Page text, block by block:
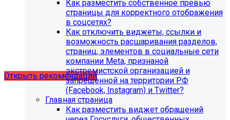
Рекомендации по безопасности
Открыть рекомендации
Как разместить собственное превью
страницы для корректного отображения
в соцсетях?
Как отключить виджеты, ссылки и
возможность расшаривания разделов,
страниц, элементов в социальные сети
компании Meta, признаной
экстремистской организацией и
запрещенной на территории РФ
(Facebook, Instagram) и Twitter?
Главная страница
Как разместить виджет обращений